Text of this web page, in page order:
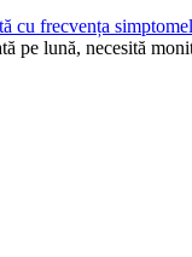
cu frecvența
pe lună, necesită